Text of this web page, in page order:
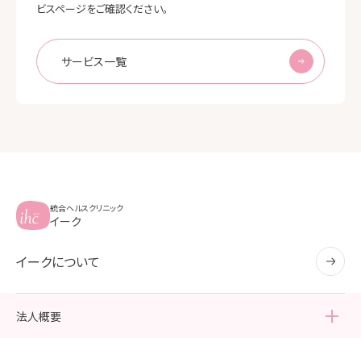
ビスページをご確認ください。
サービス一覧
統合ヘルスクリニック
イーク
イークについて
法人概要